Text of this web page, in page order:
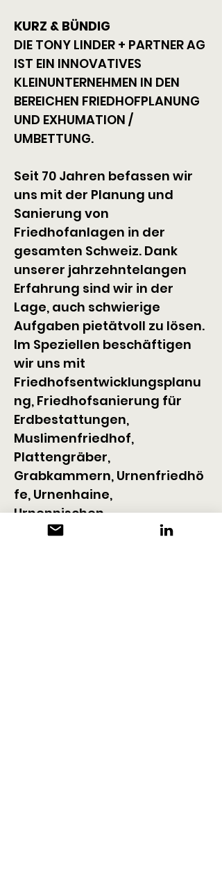
KURZ & BÜNDIG
DIE TONY LINDER + PARTNER AG
IST EIN INNOVATIVES
KLEINUNTERNEHMEN IN DEN
BEREICHEN FRIEDHOFPLANUNG
UND EXHUMATION /
UMBETTUNG.
Seit 70 Jahren befassen wir
uns mit der Planung und
Sanierung von
Friedhofanlagen in der
gesamten Schweiz. Dank
unserer jahrzehntelangen
Erfahrung sind wir in der
Lage, auch schwierige
Aufgaben pietätvoll zu lösen.
Im Speziellen beschäftigen
wir uns mit
Friedhofsentwicklungsplanu
ng, Friedhofsanierung für
Erdbestattungen,
Muslimenfriedhof,
Plattengräber,
Grabkammern, Urnenfriedhö
fe, Urnenhaine,
Urnennischen,
Gemeinschaftsgräber, WC-